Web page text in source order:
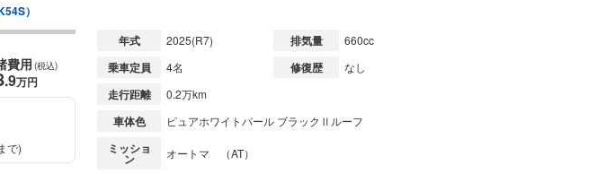
）
費用 (税込)
.9万円
で)
年式 2025(R7) 排気量 660cc
乗車定員 4名 修復歴 なし
走行距離 0.2万km
車体色 ピュアホワイトパール ブラックⅡルーフ
ミッショ
ン オートマ （AT）